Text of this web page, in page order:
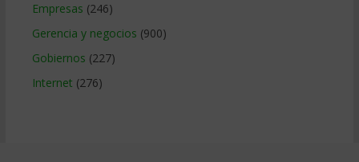
Empresas (246)
Gerencia y negocios (900)
Gobiernos (227)
Internet (276)